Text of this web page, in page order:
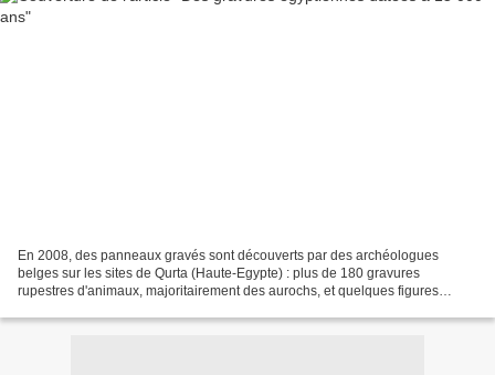
En 2008, des panneaux gravés sont découverts par des archéologues
belges sur les sites de Qurta (Haute-Egypte) : plus de 180 gravures
rupestres d'animaux, majoritairement des aurochs, et quelques figures